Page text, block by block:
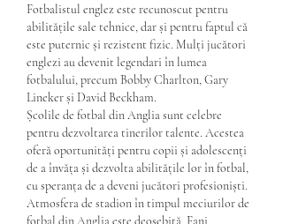
Fotbalistul englez este recunoscut pentru
abilitățile sale tehnice, dar și pentru faptul că
este puternic și rezistent fizic. Mulți jucători
englezi au devenit legendari în lumea
fotbalului, precum Bobby Charlton, Gary
Lineker și David Beckham.
Școlile de fotbal din Anglia sunt celebre
pentru dezvoltarea tinerilor talente. Acestea
oferă oportunități pentru copii și adolescenți
de a învăța și dezvolta abilitățile lor în fotbal,
cu speranța de a deveni jucători profesioniști.
Atmosfera de stadion în timpul meciurilor de
fotbal din Anglia este deosebită. Fani